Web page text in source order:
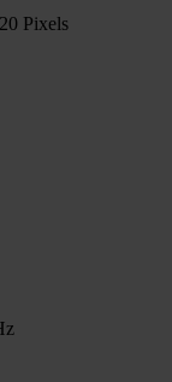
Pixels